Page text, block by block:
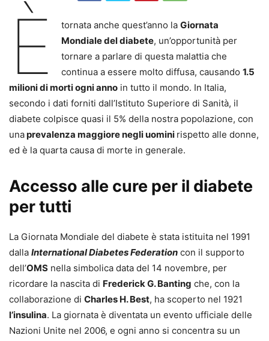
È tornata anche quest’anno la Giornata
Mondiale del diabete, un’opportunità per
tornare a parlare di questa malattia che
continua a essere molto diffusa, causando 1.5
milioni di morti ogni anno in tutto il mondo. In Italia,
secondo i dati forniti dall’Istituto Superiore di Sanità, il
diabete colpisce quasi il 5% della nostra popolazione, con
unaprevalenza maggiore negli uomini rispetto alle donne,
ed è la quarta causa di morte in generale.
Accesso alle cure per il diabete
per tutti
La Giornata Mondiale del diabete è stata istituita nel 1991
dalla International Diabetes Federation con il supporto
dell’OMS nella simbolica data del 14 novembre, per
ricordare la nascita di Frederick G. Banting che, con la
collaborazione di Charles H. Best, ha scoperto nel 1921
l’insulina. La giornata è diventata un evento ufficiale delle
Nazioni Unite nel 2006, e ogni anno si concentra su un